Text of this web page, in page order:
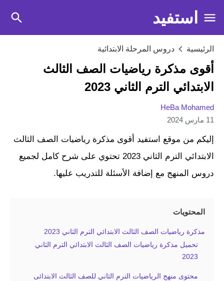
استفيد
الرئيسية دروس المرحلة الابتدائية
أقوى مذكرة رياضيات الصف الثالث
الابتدائي الترم الثاني 2023
HeBa Mohamed
11 مارس 2024
إليكم من موقع استفيد أقوى مذكرة رياضيات الصف الثالث
الابتدائي الترم الثاني 2023 تحتوي على شرح كامل لجميع
دروس المنهج مع إضافة الأسئلة للتدريب عليها.
المحتويات
مذكرة رياضيات الصف الثالث الابتدائي الترم الثاني 2023
تحميل مذكرة رياضيات الصف الثالث الابتدائي الترم الثاني
2023
محتوى منهج الرياضيات الترم الثاني للصف الثالث الابتدائى